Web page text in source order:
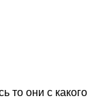
то они с какого